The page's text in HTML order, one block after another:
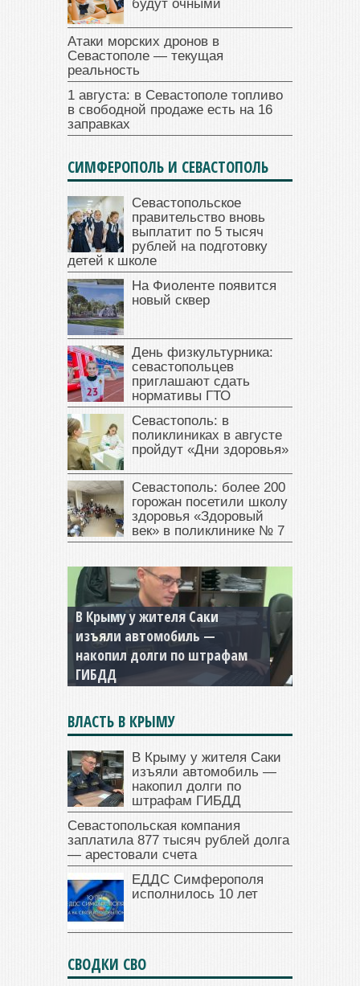
будут очными
Атаки морских дронов в
Севастополе — текущая
реальность
1 августа: в Севастополе топливо
в свободной продаже есть на 16
заправках
СИМФЕРОПОЛЬ И СЕВАСТОПОЛЬ
Севастопольское
правительство вновь
выплатит по 5 тысяч
рублей на подготовку
детей к школе
На Фиоленте появится
новый сквер
День физкультурника:
севастопольцев
приглашают сдать
нормативы ГТО
Севастополь: в
поликлиниках в августе
пройдут «Дни здоровья»
Севастополь: более 200
горожан посетили школу
здоровья «Здоровый
век» в поликлинике № 7
В Крыму у жителя Саки
изъяли автомобиль —
накопил долги по штрафам
ГИБДД
Севастопольская компания
заплатила 877 тысяч рублей
долга — арестовали счета
ВЛАСТЬ В КРЫМУ
В Крыму у жителя Саки
изъяли автомобиль —
накопил долги по
штрафам ГИБДД
Севастопольская компания
заплатила 877 тысяч рублей долга
— арестовали счета
ЕДДС Симферополя
исполнилось 10 лет
СВОДКИ СВО